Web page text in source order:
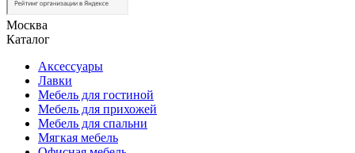
Москва
Каталог
Аксессуары
Лавки
Мебель для гостиной
Мебель для прихожей
Мебель для спальни
Мягкая мебель